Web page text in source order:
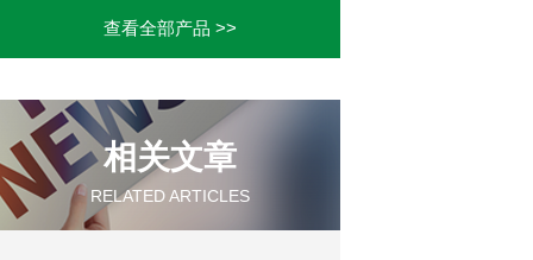
查看全部产品 >>
相关文章
RELATED ARTICLES